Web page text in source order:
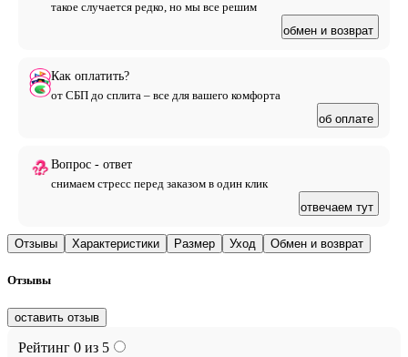
такое случается редко, но мы все решим
обмен и возврат
Как оплатить?
от СБП до сплита – все для вашего комфорта
об оплате
Вопрос - ответ
снимаем стресс перед заказом в один клик
отвечаем тут
Отзывы Характеристики Размер Уход Обмен и возврат
Отзывы
оставить отзыв
Рейтинг 0 из 5